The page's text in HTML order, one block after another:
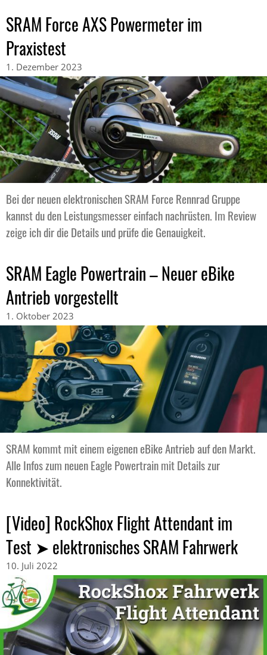
SRAM Force AXS Powermeter im
Praxistest
1. Dezember 2023
Bei der neuen elektronischen SRAM Force Rennrad Gruppe
kannst du den Leistungsmesser einfach nachrüsten. Im Review
zeige ich dir die Details und prüfe die Genauigkeit.
SRAM Eagle Powertrain – Neuer eBike
Antrieb vorgestellt
1. Oktober 2023
SRAM kommt mit einem eigenen eBike Antrieb auf den Markt.
Alle Infos zum neuen Eagle Powertrain mit Details zur
Konnektivität.
[Video] RockShox Flight Attendant im
Test ➤ elektronisches SRAM Fahrwerk
10. Juli 2022